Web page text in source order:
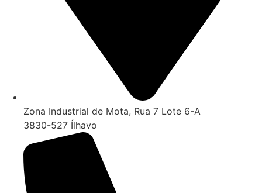
Zona Industrial de Mota, Rua 7 Lote 6-A
3830-527 Ílhavo